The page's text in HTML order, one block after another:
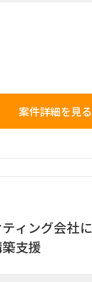
戦略部門所属（面
案件詳細を見る
ィング会社
支援